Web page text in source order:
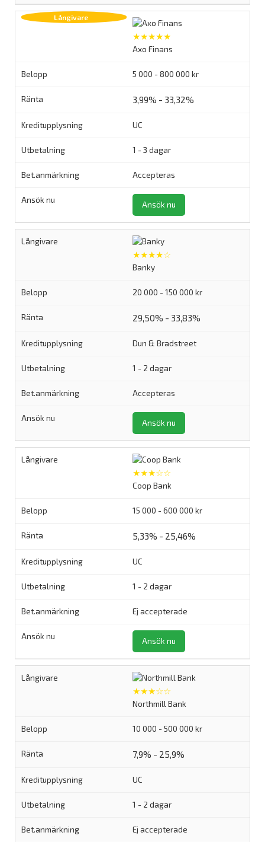
★★★★★
Axo Finans
5 000 - 800 000 kr
3,99% - 33,32%
UC
1 - 3 dagar
Accepteras
Ansök nu
★★★★☆
Banky
20 000 - 150 000 kr
29,50% - 33,83%
Dun & Bradstreet
1 - 2 dagar
Accepteras
Ansök nu
★★★☆☆
Coop Bank
15 000 - 600 000 kr
5,33% - 25,46%
UC
1 - 2 dagar
Ej accepterade
Ansök nu
★★★☆☆
Northmill Bank
10 000 - 500 000 kr
7,9% - 25,9%
UC
1 - 2 dagar
Ej accepterade